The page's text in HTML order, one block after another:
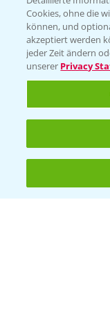
Allgemeine
Cookies, ohne die
können, und
akzeptiert werden
jeder Zeit ändern
unserer Privacy